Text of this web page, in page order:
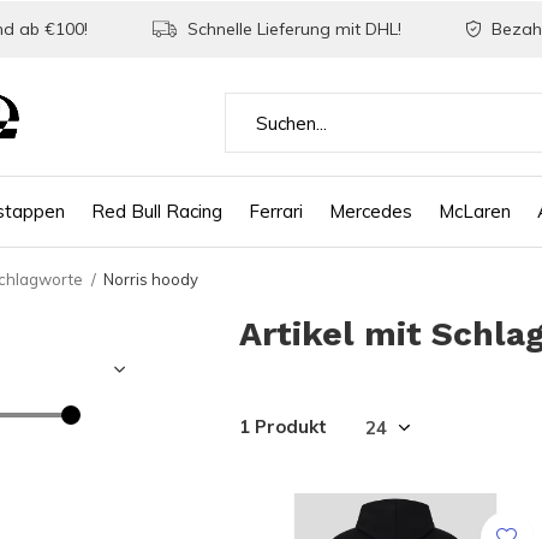
Red Bull Racing Ferrari Mercedes McLaren
ab €100! Schnelle Lieferung mit DHL!
Norris hoody
Artikel mit
1 Produkt